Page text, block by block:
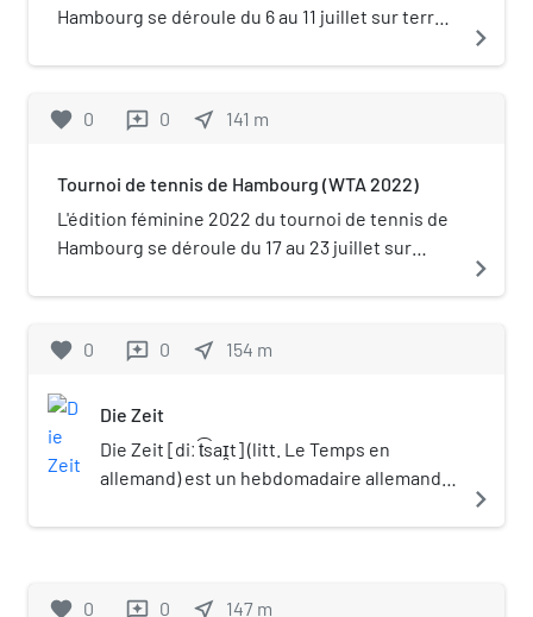
Hambourg se déroule du 6 au 11 juillet sur terre
catégorie WTA 250.
navigate_next
favorite 0 reviews 0 near_me 141 m
Tournoi de tennis de Hambourg (WTA 2022)
L'édition féminine 2022 du tournoi de tennis de
Hambourg se déroule du 17 au 23 juillet sur
de la catégorie WTA 250.
navigate_next
favorite 0 reviews 0 near_me 154 m
Die Zeit
Die Zeit [diː t͡saɪ̯t] (litt. Le Temps en
allemand) est un hebdomadaire allemand
paraît le jeudi. L'ancien chancelier fédéral
navigate_next
favorite 0 reviews 0 near_me 147 m